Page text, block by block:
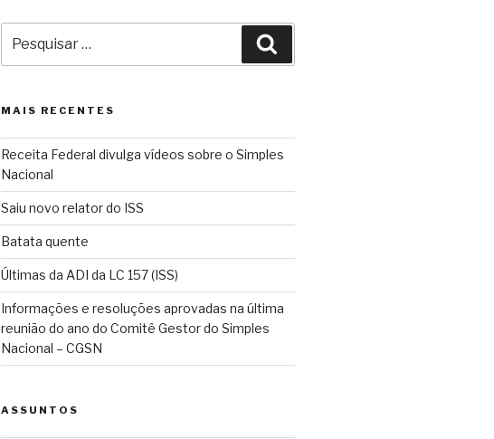
por:
MAIS RECENTES
Receita Federal divulga vídeos sobre o Simples
Nacional
Saiu novo relator do ISS
Batata quente
Últimas da ADI da LC 157 (ISS)
Informações e resoluções aprovadas na última
reunião do ano do Comitê Gestor do Simples
Nacional – CGSN
ASSUNTOS